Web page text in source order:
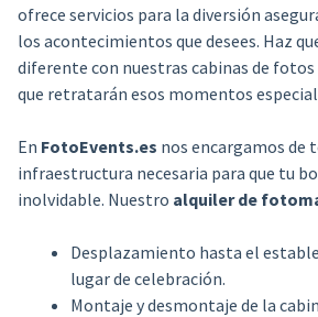
ofrece servicios para la diversión
los acontecimientos que desees. Haz
diferente con nuestras cabinas de
que retratarán esos momentos
En FotoEvents.es nos encargamos de
infraestructura necesaria para que tu
inolvidable. Nuestro alquiler de
Desplazamiento hasta el
lugar de celebración.
Montaje y desmontaje de la